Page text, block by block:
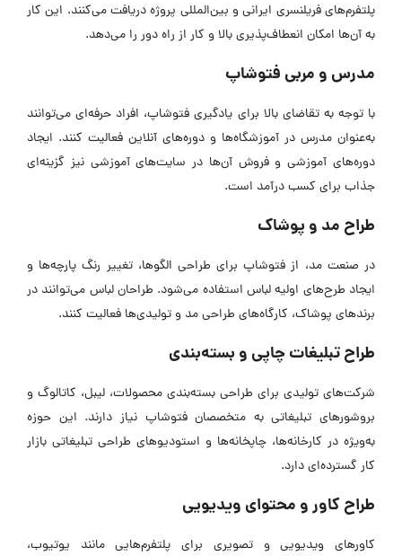
پلتفرم‌های فریلنسری ایرانی و بین‌المللی پروژه دریافت می‌کنند. این کار
به آن‌ها امکان انعطاف‌پذیری بالا و کار از راه دور را می‌دهد.
مدرس و مربی فتوشاپ
با توجه به تقاضای بالا برای یادگیری فتوشاپ، افراد حرفه‌ای می‌توانند
به‌عنوان مدرس در آموزشگاه‌ها و دوره‌های آنلاین فعالیت کنند. ایجاد
دوره‌های آموزشی و فروش آن‌ها در سایت‌های آموزشی نیز گزینه‌ای
جذاب برای کسب درآمد است.
طراح مد و پوشاک
در صنعت مد، از فتوشاپ برای طراحی الگوها، تغییر رنگ پارچه‌ها و
ایجاد طرح‌های اولیه لباس استفاده می‌شود. طراحان لباس می‌توانند در
برندهای پوشاک، کارگاه‌های طراحی مد و تولیدی‌ها فعالیت کنند.
طراح تبلیغات چاپی و بسته‌بندی
شرکت‌های تولیدی برای طراحی بسته‌بندی محصولات، لیبل، کاتالوگ و
بروشورهای تبلیغاتی به متخصصان فتوشاپ نیاز دارند. این حوزه
به‌ویژه در کارخانه‌ها، چاپخانه‌ها و استودیوهای طراحی تبلیغاتی بازار
کار گسترده‌ای دارد.
طراح کاور و محتوای ویدیویی
کاورهای ویدیویی و تصویری برای پلتفرم‌هایی مانند یوتیوب،